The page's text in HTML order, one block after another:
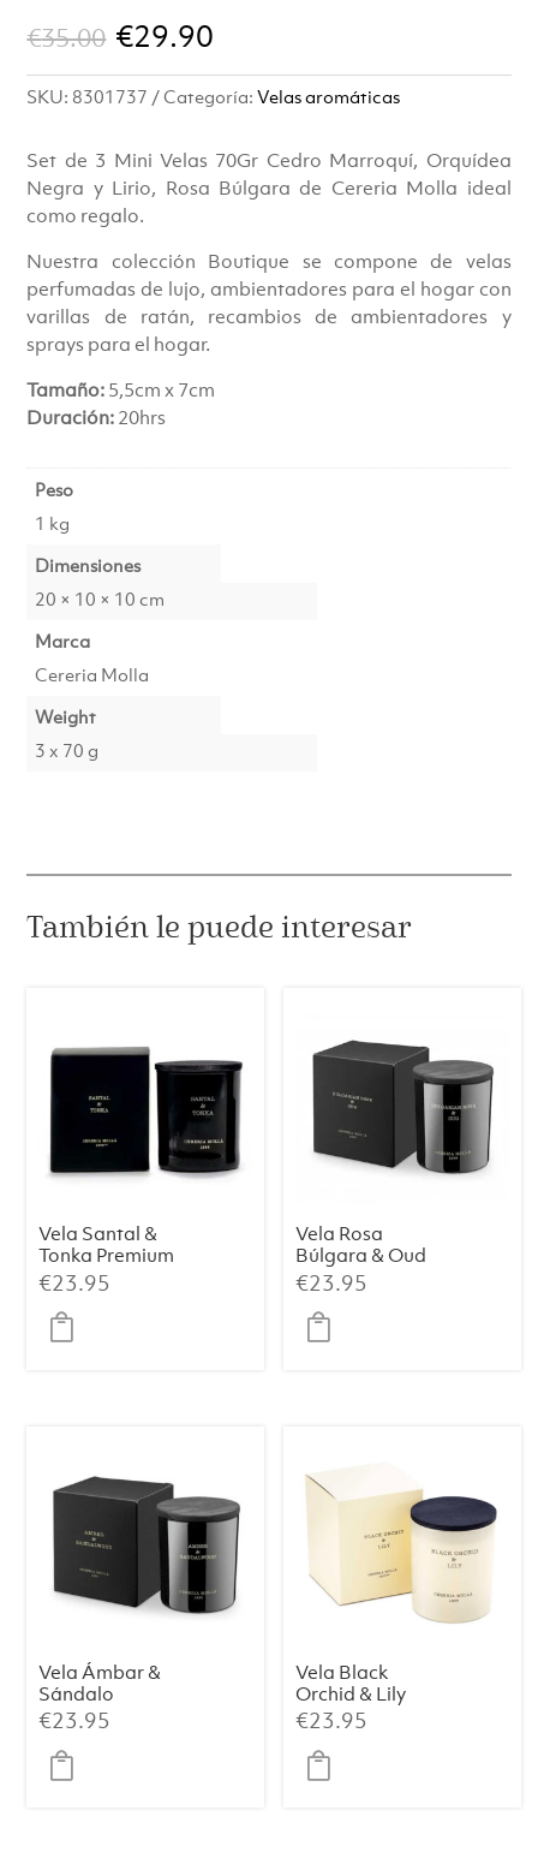
€35.00 El
precio
original
era:
€35.00.
€29.90
precio
es:
SKU: 8301737 Categoría:Velas aromáticas
Set de 3 Mini Velas 70Gr Cedro Marroquí, Orquídea
Negra y Lirio, Rosa Búlgara de Cereria Molla ideal
como regalo.
Nuestra colección Boutique se compone de velas
perfumadas de lujo, ambientadores para el hogar con
varillas de ratán, recambios de ambientadores y
sprays para el hogar.
Tamaño: 5,5cm x 7cm
Duración: 20hrs
Peso
1 kg
Dimensiones
20 × 10 × 10 cm
Marca
Cereria Molla
Weight
3 x 70 g
También le puede interesar
Vela Santal &
Tonka Premium
230 g
€23.95
Vela Rosa
Búlgara & Oud
Premium 230 g
€23.95
Vela Ámbar &
Sándalo
Premium 230 g
€23.95
Vela Black
Orchid & Lily
Premium 230 g
€23.95